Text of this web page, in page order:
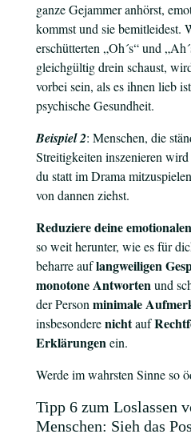
ganze Gejammer anhörst,
kommst und sie bemitleidest.
erschütterten „Oh´s“ und
gleichgültig drein schaust,
vorbei sein, als es ihnen lieb
psychische Gesundheit.
Beispiel 2: Menschen, die
Streitigkeiten inszenieren
du statt im Drama
von dannen ziehst.
Reduziere deine
so weit herunter, wie es für
beharre auflangweiligen
monotone Antwortenund
der Personminimale
insbesonderenichtauf
Erklärungenein.
Werde im wahrsten Sinne so
Tipp 6 zum Loslassen
Menschen: Sieh das